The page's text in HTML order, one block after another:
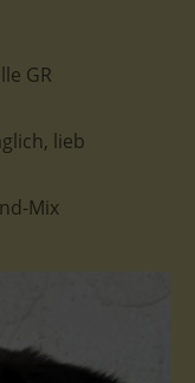
GR
lieb
Mix